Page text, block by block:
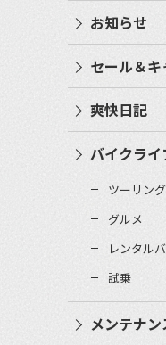
お知らせ
セール＆
爽快日記
バイクライ
ツーリング
グルメ
レンタル
試乗
メンテナン